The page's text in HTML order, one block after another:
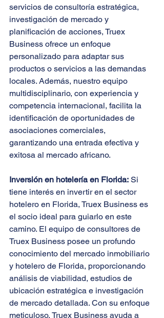
servicios de consultoría estratégica,
investigación de mercado y
planificación de acciones, Truex
Business ofrece un enfoque
personalizado para adaptar sus
productos o servicios a las demandas
locales. Además, nuestro equipo
multidisciplinario, con experiencia y
competencia internacional, facilita la
identificación de oportunidades de
asociaciones comerciales,
garantizando una entrada efectiva y
exitosa al mercado africano.
Inversión en hotelería en Florida: Si
tiene interés en invertir en el sector
hotelero en Florida, Truex Business es
el socio ideal para guiarlo en este
camino. El equipo de consultores de
Truex Business posee un profundo
conocimiento del mercado inmobiliario
y hotelero de Florida, proporcionando
análisis de viabilidad, estudios de
ubicación estratégica e investigación
de mercado detallada. Con su enfoque
meticuloso, Truex Business ayuda a